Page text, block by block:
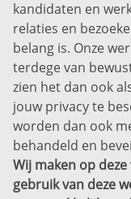
Prins Willem-
7311 SW
Disclaimer
Privacyverklaring
Sitemap
Copyright
Bekijk ook
kandidaten en
relaties en
belang is. Onze
terdege van
zien het dan ook
jouw privacy te
worden dan ook
behandeld en
Wij maken op
gebruik van deze